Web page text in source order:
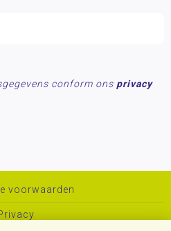
conform ons privacy
voorwaarden